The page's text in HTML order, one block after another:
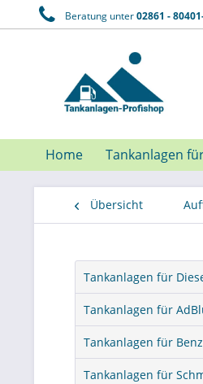
Beratung unter02861 -
Home Tankanlagen
Übersicht
Tankanlagen für
Tankanlagen für
Tankanlagen für
Tankanlagen für